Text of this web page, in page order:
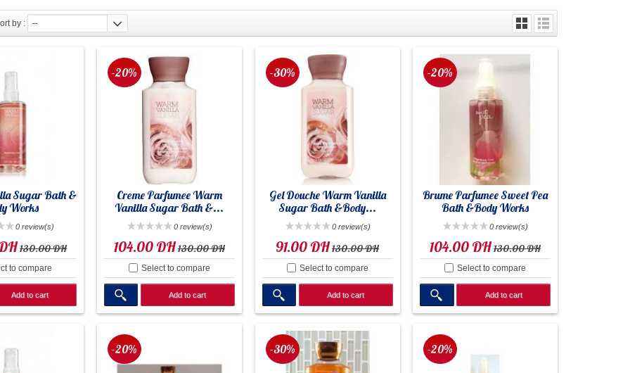
by : --
Sugar Bath &
Works
0 review(s)
130.00 DH
to compare
Add to cart
Creme Parfumee Warm
Vanilla Sugar Bath &...
0 review(s)
-20%
104.00 DH130.00 DH
Select to compare
Add to cart
Gel Douche Warm Vanilla
Sugar Bath &Body...
0 review(s)
-30%
91.00 DH130.00 DH
Select to compare
Add to cart
Brume Parfumee Sweet Pea
Bath &Body Works
0 review(s)
-20%
104.00 DH130.00 DH
Select to compare
Add to cart
-20% -30% -20%